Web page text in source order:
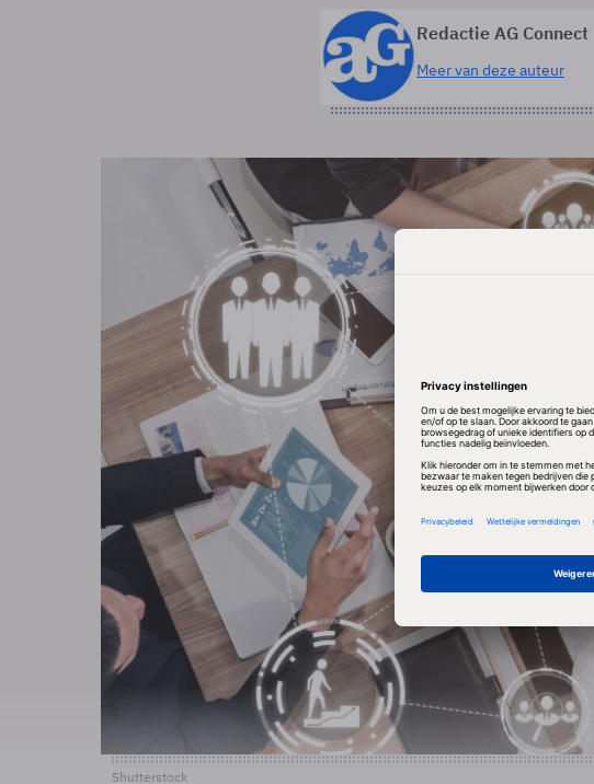
Redactie AG Connect
Meer van deze auteur
Shutterstock